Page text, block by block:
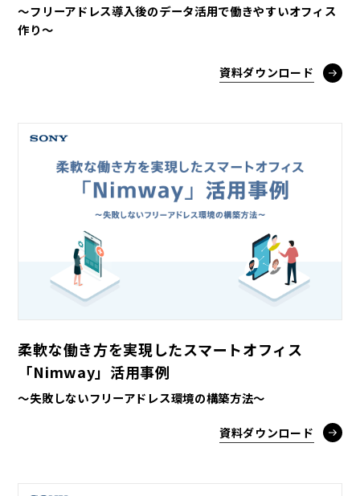
～フリーアドレス導入後のデータ活用で働きやすいオフィス
作り～
資料ダウンロード
柔軟な働き方を実現したスマートオフィス
「Nimway」活用事例
～失敗しないフリーアドレス環境の構築方法～
資料ダウンロード